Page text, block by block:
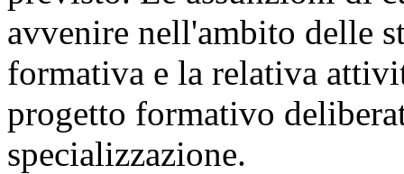
avvenire nell'ambito delle
formativa e la relativa
progetto formativo
specializzazione.